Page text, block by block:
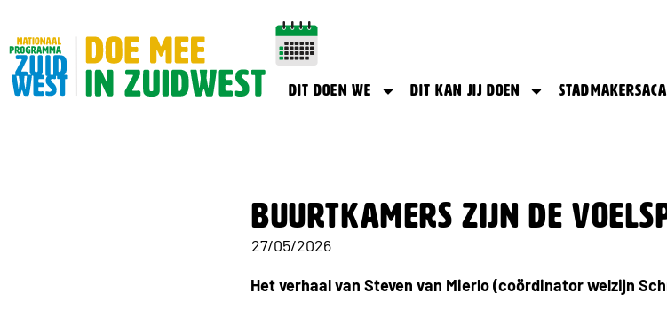
Dit doen we Dit kan jij doen
Buurtkamers zijn de
27/05/2026
Het verhaal van Steven van Mierlo (coördinator welzijn